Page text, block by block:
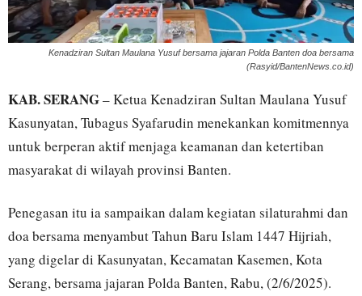
Kenadziran Sultan Maulana Yusuf bersama jajaran Polda Banten doa bersama
(Rasyid/BantenNews.co.id)
KAB. SERANG– Ketua Kenadziran Sultan Maulana Yusuf
Kasunyatan, Tubagus Syafarudin menekankan komitmennya
untuk berperan aktif menjaga keamanan dan ketertiban
masyarakat di wilayah provinsi Banten.
Penegasan itu ia sampaikan dalam kegiatan silaturahmi dan
doa bersama menyambut Tahun Baru Islam 1447 Hijriah,
yang digelar di Kasunyatan, Kecamatan Kasemen, Kota
Serang, bersama jajaran Polda Banten, Rabu, (2/6/2025).